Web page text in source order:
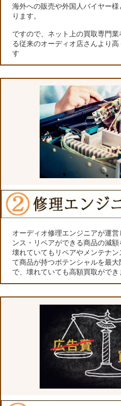
海外への販売や外国人バイヤー
ります。
ですので、ネット上の買取専門
る従来のオーディオ店さんより
す
オーディオ修理エンジニアが運
ンス・リペアができる商品の減額
壊れていてもリペアやメンテナ
て商品が持つポテンシャルを最
で、壊れていても高額買取ができ